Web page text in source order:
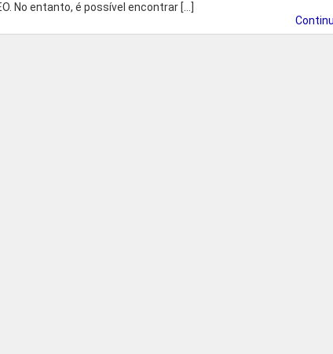
No entanto, é possível encontrar […]